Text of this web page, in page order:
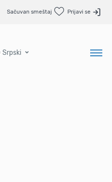
Sačuvan smeštaj Prijavi se
Srpski